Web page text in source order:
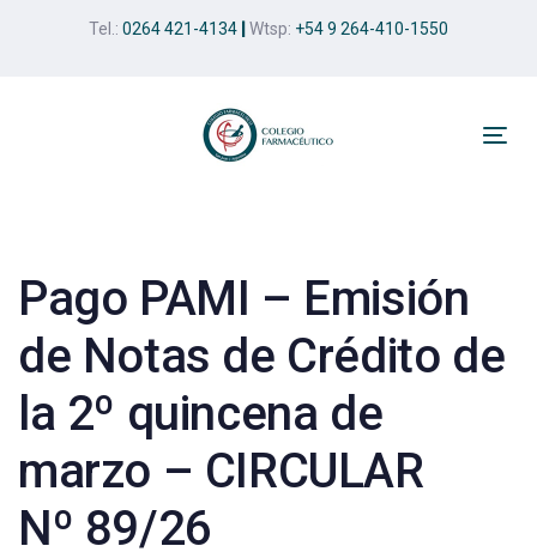
Tel.: 0264 421-4134 Wtsp: +54 9 264-410-1550
Pago PAMI – Emisión
de Notas de Crédito de
la 2º quincena de
marzo – CIRCULAR
Nº 89/26
navigation